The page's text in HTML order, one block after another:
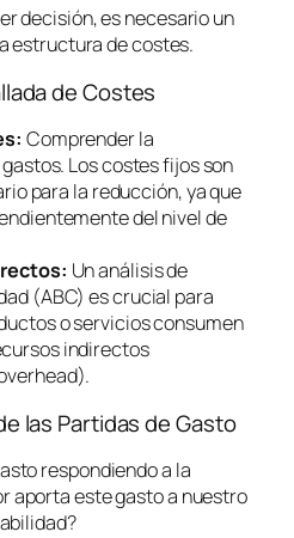
decisión, es necesario un
estructura de costes.
de Costes
Comprender la
Los costes fijos son
para la reducción, ya que
del nivel de
Un análisis de
(ABC) es crucial para
o servicios consumen
indirectos
).
las Partidas de Gasto
respondiendo a la
aporta este gasto a nuestro